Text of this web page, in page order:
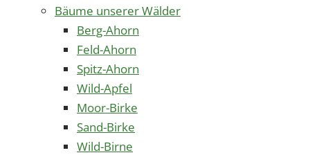
Bäume unserer Wälder
Berg-Ahorn
Feld-Ahorn
Spitz-Ahorn
Wild-Apfel
Moor-Birke
Sand-Birke
Wild-Birne